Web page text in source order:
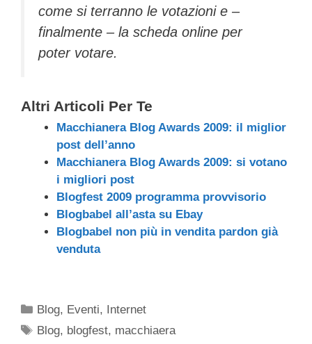
come si terranno le votazioni e –
finalmente – la scheda online per
poter votare.
Altri Articoli Per Te
Macchianera Blog Awards 2009: il miglior
post dell’anno
Macchianera Blog Awards 2009: si votano
i migliori post
Blogfest 2009 programma provvisorio
Blogbabel all’asta su Ebay
Blogbabel non più in vendita pardon già
venduta
Categorie
Blog, Eventi, Internet
Tag
Blog, blogfest, macchiaera